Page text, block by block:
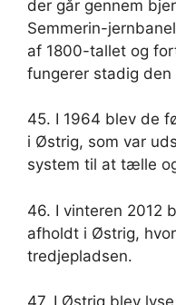
der går gennem
Semmerin-
af ​​1800-tallet og
fungerer stadig den
45. I 1964 blev de
i Østrig, som var
system til at tælle
46. I vinteren 2012
afholdt i Østrig,
tredjepladsen.